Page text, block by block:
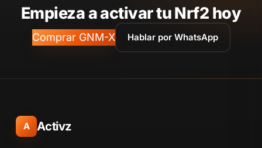
Empieza a activar tu Nrf2 hoy
Comprar GNM-X Hablar por WhatsApp
A Activz